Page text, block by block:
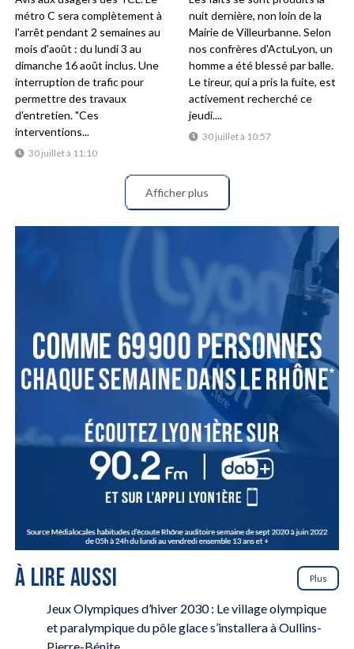
30 juillet à 11:10
métro C sera complètement à
l'arrêt pendant 2 semaines au
mois d'août : du lundi 3 au
dimanche 16 août inclus. Une
interruption de trafic pour
permettre des travaux
d'entretien. "Ces
interventions...
30 juillet à 10:57
nuit dernière, non loin de la
Mairie de Villeurbanne. Selon
nos confrères d'ActuLyon, un
homme a été blessé par balle.
Le tireur, qui a pris la fuite, est
activement recherché ce
jeudi....
Afficher plus
À LIRE AUSSI Plus
Jeux Olympiques d’hiver 2030 : Le village olympique
et paralympique du pôle glace s’installera à Oullins-